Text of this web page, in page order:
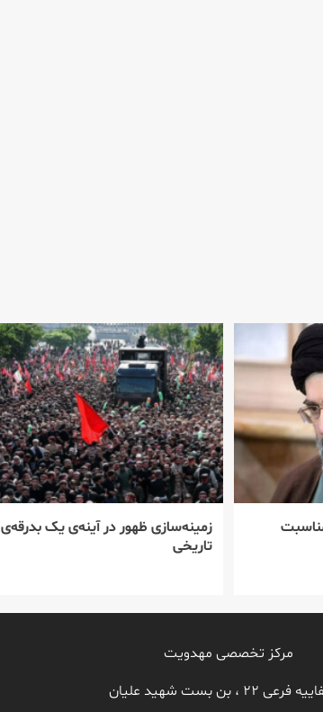
زمینه‌سازی ظهور در آینه‌ی یک بدرقه‌ی
تاریخی
مرکز تخصصی مهدویت
۲۲ ، بن بست شهید علیان